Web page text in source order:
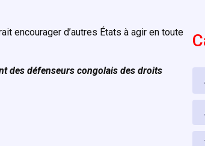
encourager d’autres États à agir en toute
des défenseurs congolais des droits